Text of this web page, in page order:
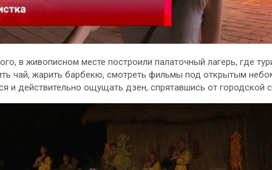
в живописном месте построили палаточный лагерь, где
чай, жарить барбекю, смотреть фильмы под открытым
и действительно ощущать дзен, спрятавшись от городской